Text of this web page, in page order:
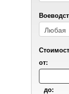
от:
до: